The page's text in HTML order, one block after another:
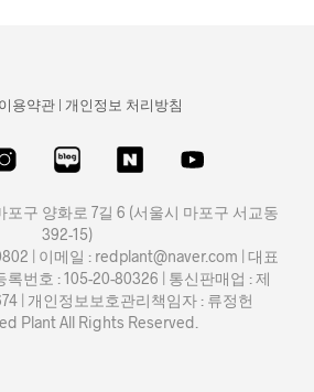
용약관 | 개인정보 처리방침
포구 양화로 7길 6 (서울시 마포구 서교동
392-15)
| 이메일 : redplant@naver.com | 대표
록번호 : 105-20-80326 | 통신판매업 : 제
| 개인정보보호관리책임자 : 류정헌
Plant All Rights Reserved.